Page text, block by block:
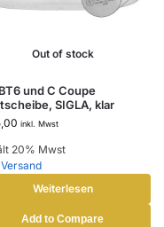
Out of stock
und C Coupe
SIGLA, klar
inkl. Mwst
20% Mwst
Versand
Weiterlesen
Add to Compare